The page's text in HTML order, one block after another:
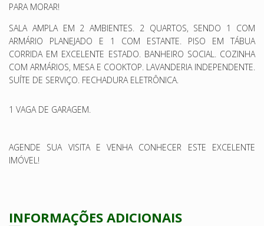
PARA MORAR!
SALA AMPLA EM 2 AMBIENTES. 2 QUARTOS, SENDO 1 COM
ARMÁRIO PLANEJADO E 1 COM ESTANTE. PISO EM TÁBUA
CORRIDA EM EXCELENTE ESTADO. BANHEIRO SOCIAL. COZINHA
COM ARMÁRIOS, MESA E COOKTOP. LAVANDERIA INDEPENDENTE.
SUÍTE DE SERVIÇO. FECHADURA ELETRÔNICA.
1 VAGA DE GARAGEM.
AGENDE SUA VISITA E VENHA CONHECER ESTE EXCELENTE
IMÓVEL!
INFORMAÇÕES ADICIONAIS